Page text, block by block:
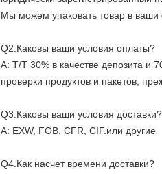
Мы можем упаковать товар в
Q2.Каковы ваши условия оплаты?
A: T/T 30% в качестве депозита
проверки продуктов и пакетов,
Q3.Каковы ваши условия доставки?
A: EXW, FOB, CFR, CIF.или другие
Q4.Как насчет времени доставки?